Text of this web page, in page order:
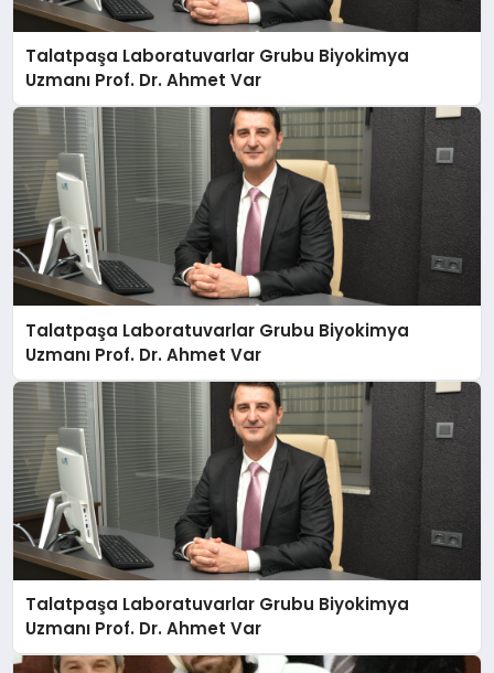
Talatpaşa Laboratuvarlar Grubu Biyokimya
Uzmanı Prof. Dr. Ahmet Var
Talatpaşa Laboratuvarlar Grubu Biyokimya
Uzmanı Prof. Dr. Ahmet Var
Talatpaşa Laboratuvarlar Grubu Biyokimya
Uzmanı Prof. Dr. Ahmet Var